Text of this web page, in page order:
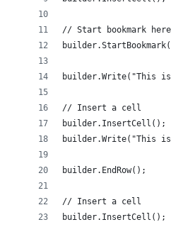
// Start bookmark
builder.Write("This
// Insert a cell
builder.InsertCell();
builder.Write("This
builder.EndRow();
// Insert a cell
builder.InsertCell();